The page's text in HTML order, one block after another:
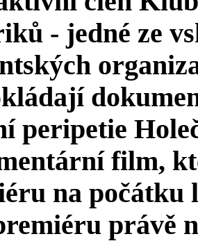
- jedné ze
peripetie
film,
na počátku
právě